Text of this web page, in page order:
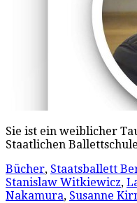
Sie ist ein weiblicher
Staatlichen
Bücher, Staatsballett
Stanislaw Witkiewicz,
Nakamura, Susanne